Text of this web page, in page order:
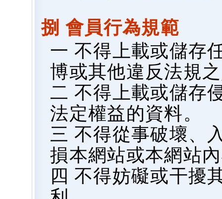
捌 會員行為規範
一 不得上載或儲存
博或其他違反法規
二 不得上載或儲存
法定權益的資料。
三 不得從事破壞、
損本網站或本網站
四 不得妨礙或干擾